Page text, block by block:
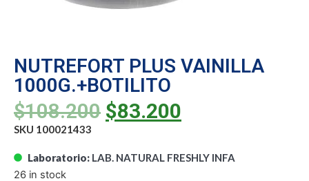
NUTREFORT PLUS VAINILLA
1000G.+BOTILITO
$108.200 $83.200
SKU 100021433
Laboratorio: LAB. NATURAL FRESHLY INFA
26 in stock